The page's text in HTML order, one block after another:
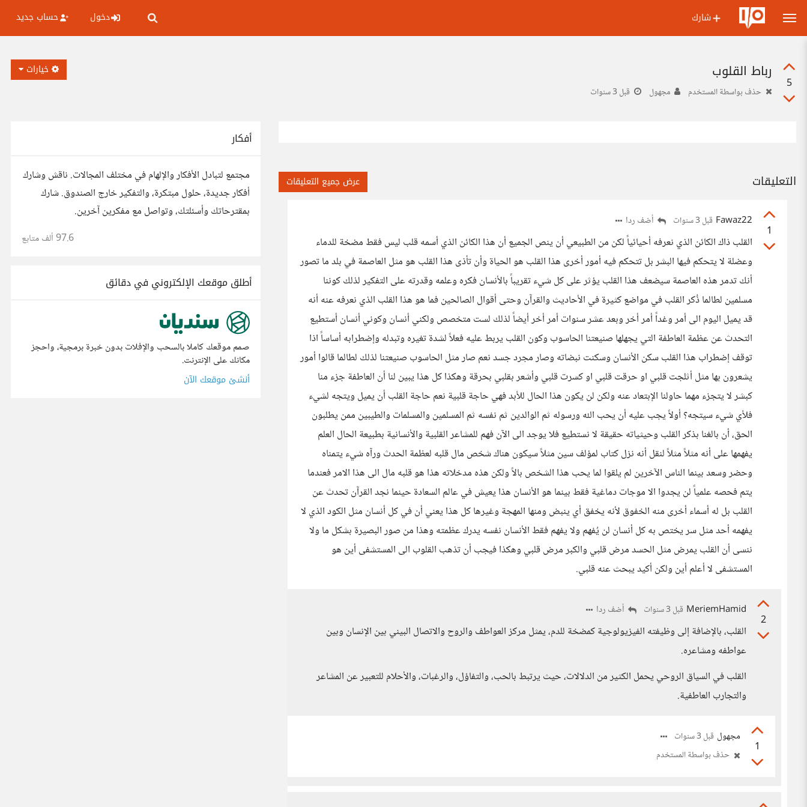
شارك دخول حساب جديد
5
رباط القلوب
حذف بواسطة المستخدم مجهول قبل 3 سنوات
خيارات
التعليقات عرض جميع التعليقات
1
Fawaz22 قبل 3 سنوات أضف ردا
القلب ذاك الكائن الذي نعرفه أحيائياً لكن من الطبيعي أن ينص الجميع أن هذا الكائن الذي أسمه قلب ليس فقط مضخة للدماء
وعضلة لا يتحكم فيها البشر بل تتحكم فيه أمور أخرى هذا القلب هو الحياة وأن تأذى هذا القلب هو مثل العاصمة في بلد ما تصور
أنك تدمر هذه العاصمة سيضعف هذا القلب يؤثر على كل شيء تقريباً بالأنسان فكره وعلمه وقدرته على التفكير لذلك كوننا
مسلمين لطالما ذُكر القلب في مواضع كثيرة في الأحاديث والقرآن وحتى أقوال الصالحين فما هو هذا القلب الذي نعرفه عنه أنه
قد يميل اليوم الى أمر وغداً أمر أخر وبعد عشر سنوات أمر أخر أيضاً لذلك لست متخصص ولكني أنسان وكوني أنسان أستطيع
التحدث عن عظمة العاطفة التي يجهلها صنيعتنا الحاسوب وكون القلب يربط عليه فعلاً لشدة تغيره وتبدله وإضطرابه أساساً اذا
توقف إضطراب هذا القلب سكن الأنسان وسكنت نبضاته وصار مجرد جسد نعم صار مثل الحاسوب صنيعتنا لذلك لطالما قالوا أمور
يشعرون بها مثل أثلجت قلبي او حرقت قلبي او كسرت قلبي وأشعر بقلبي بحرقة وهكذا كل هذا يبين لنا أن العاطفة جزء منا
كبشر لا يتجزء مهما حاولنا الإبتعاد عنه ولكن لن يكون هذا الحال للأبد فهي حاجة قلبية نعم حاجة القلب أن يميل ويتجه لشيء
فلأي شيء سيتجه؟ أولاً يجب عليه أن يحب الله ورسوله ثم الوالدين ثم نفسه ثم المسلمين والمسلمات والطيبين ممن يطلبون
الحق، أن بالغنا بذكر القلب وحيثياته حقيقة لا نستطيع فلا يوجد الى الآن فهم للمشاعر القلبية والأنسانية بطبيعة الحال العلم
يفهمها على أنه مثلاً مثلاً لنقل أنه نزل كتاب لمؤلف سين مثلاً سيكون هناك شخص مال قلبه لعظمة الحدث ورآه شيء يتمناه
وحضر وسعد بينما الناس الآخرين لم يلقوا لما يحب هذا الشخص بالاً ولكن هذه مدخلاته هذا هو قلبه مال الى هذا الامر فعندما
يتم فحصه علمياً لن يجدوا الا موجات دماغية فقط بينما هو الأنسان هذا يعيش في عالم السعادة حينما نجد القرآن تحدث عن
القلب بل له أسماء أخرى منه الخفوق لأنه يخفق أي ينبض ومنها المهجة وغيرها كل هذا يعني أن في كل أنسان مثل الكود الذي لا
يفهمه أحد مثل سر يختص به كل أنسان لن يُفهم ولا يفهم فقط الأنسان نفسه يدرك عظمته وهذا من صور البصيرة بشكل ما ولا
ننسى أن القلب يمرض مثل الحسد مرض قلبي والكبر مرض قلبي وهكذا فيجب أن تذهب القلوب الى المستشفى أين هو
المستشفى لا أعلم أين ولكن أكيد يبحث عنه قلبي.
2
MeriemHamid قبل 3 سنوات أضف ردا
القلب، بالإضافة إلى وظيفته الفيزيولوجية كمضخة للدم، يمثل مركز العواطف والروح والاتصال البيني بين الإنسان وبين
عواطفه ومشاعره.
القلب في السياق الروحي يحمل الكثير من الدلالات، حيث يرتبط بالحب، والتفاؤل، والرغبات، والأحلام للتعبير عن المشاعر
والتجارب العاطفية.
1
مجهول قبل 3 سنوات
حذف بواسطة المستخدم
أفكار
مجتمع لتبادل الأفكار والإلهام في مختلف المجالات. ناقش وشارك
أفكار جديدة، حلول مبتكرة، والتفكير خارج الصندوق. شارك
بمقترحاتك وأسئلتك، وتواصل مع مفكرين آخرين.
97.6 ألف متابع
أطلق موقعك الإلكتروني في دقائق
صمم موقعك كاملا بالسحب والإفلات بدون خبرة برمجية، واحجز
مكانك على الإنترنت.
أنشئ موقعك الآن